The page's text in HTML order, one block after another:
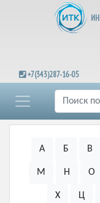
+7(343)287-16-05
А Б В
М Н О
Х Ц